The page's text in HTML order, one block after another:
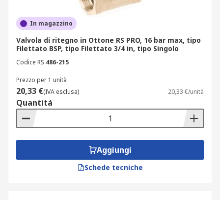
In magazzino
Valvola di ritegno in Ottone RS PRO, 16 bar max, tipo
Filettato BSP, tipo Filettato 3/4 in, tipo Singolo
Codice RS 486-215
Prezzo per 1 unità
20,33 €(IVA esclusa) 20,33 €/unità
Quantità
Aggiungi
Schede tecniche